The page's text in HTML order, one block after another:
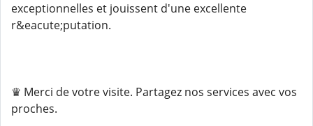
exceptionnelles et jouissent d'une excellente
r&eacute;putation.
♛ Merci de votre visite. Partagez nos services avec vos
proches.